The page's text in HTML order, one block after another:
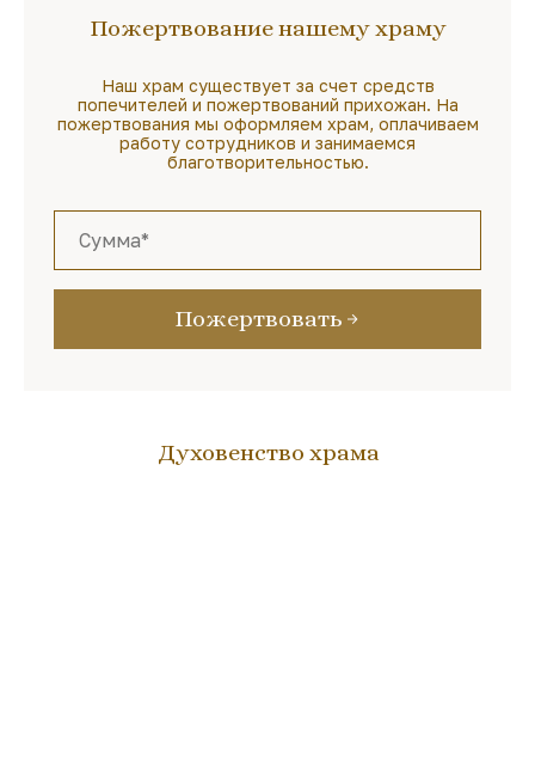
Пожертвование нашему храму
Наш храм существует за счет средств
попечителей и пожертвований прихожан. На
пожертвования мы оформляем храм, оплачиваем
работу сотрудников и занимаемся
благотворительностью.
Пожертвовать
Духовенство храма